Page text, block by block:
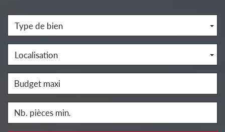
Type de bien
Localisation